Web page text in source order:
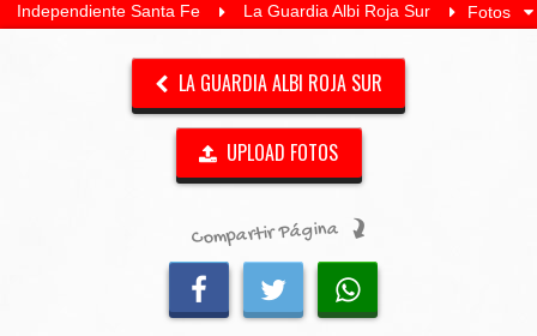
Independiente Santa Fe
La Guardia Albi Roja Sur Fotos
LA GUARDIA ALBI ROJA SUR
UPLOAD FOTOS
Compartir Página